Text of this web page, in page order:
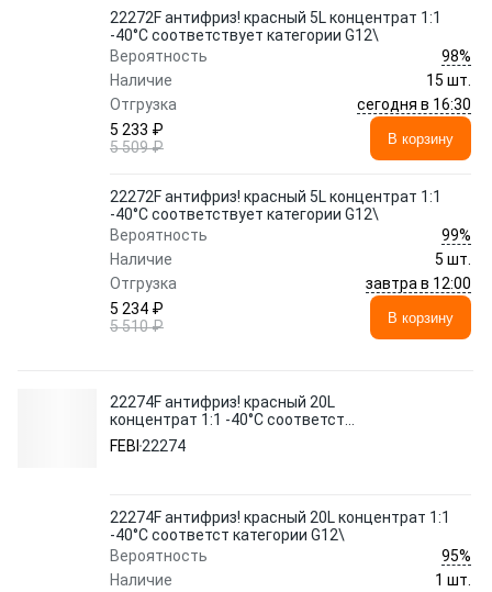
22272F антифриз! красный 5L концентрат 1:1
-40°C соответствует категории G12\
Вероятность
98%
Наличие
15 шт.
Отгрузка
сегодня в 16:30
5 233 ₽
5 509 ₽
В корзину
22272F антифриз! красный 5L концентрат 1:1
-40°C соответствует категории G12\
Вероятность
99%
Наличие
5 шт.
Отгрузка
завтра в 12:00
5 234 ₽
5 510 ₽
В корзину
22274F антифриз! красный 20L
концентрат 1:1 -40°C соответст
категории G12\
FEBI 22274
22274F антифриз! красный 20L концентрат 1:1
-40°C соответст категории G12\
Вероятность
95%
Наличие
1 шт.